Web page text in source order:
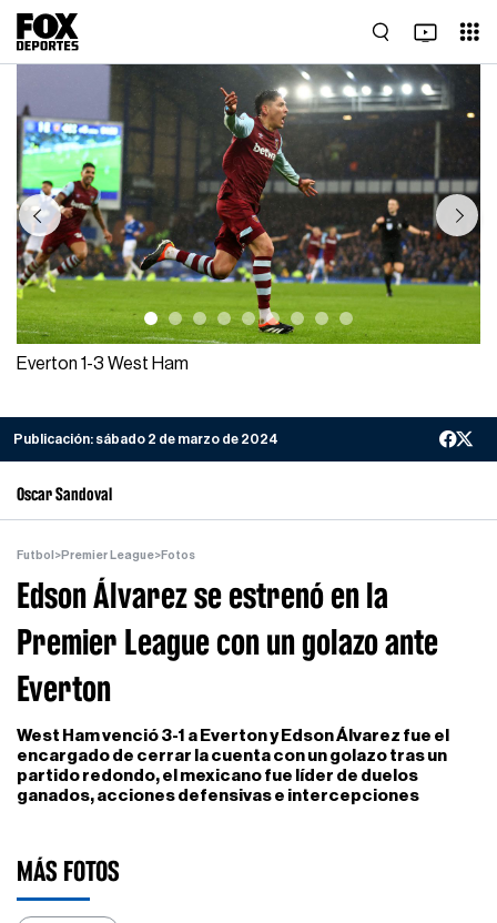
Previous Next
Everton 1-3 West Ham
Publicación: sábado 2 de marzo de 2024
Oscar Sandoval
Futbol >Premier League>Fotos
Edson Álvarez se estrenó en la
Premier League con un golazo ante
Everton
West Ham venció 3-1 a Everton y Edson Álvarez fue el
encargado de cerrar la cuenta con un golazo tras un
partido redondo, el mexicano fue líder de duelos
ganados, acciones defensivas e intercepciones
MÁS FOTOS